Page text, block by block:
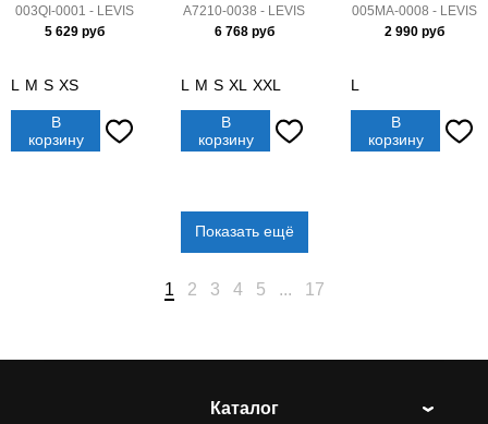
003QI-0001 - LEVIS
5 629руб
L M S XS
В
корзину
A7210-0038 - LEVIS
6 768руб
L M S XL XXL
В
корзину
005MA-0008 - LEVIS
2 990руб
L
В
корзину
Показать ещё
1 2 3 4 5 ... 17
Каталог